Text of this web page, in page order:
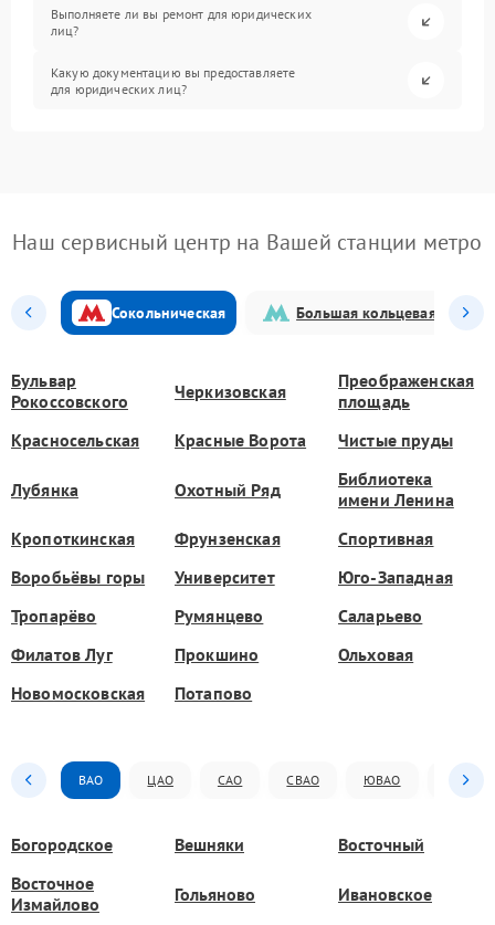
Выполняете ли вы ремонт для юридических
лиц?
Какую документацию вы предоставляете
для юридических лиц?
Наш сервисный центр на Вашей станции метро
Сокольническая Большая кольцевая
Бульвар
Рокоссовского
Черкизовская
Преображенская
площадь
Красносельская
Красные Ворота Чистые пруды
Лубянка Охотный Ряд
Библиотека
имени Ленина
Кропоткинская
Фрунзенская
Спортивная
Воробьёвы горы
Университет
Юго-Западная
Тропарёво
Румянцево
Саларьево
Филатов Луг
Прокшино
Ольховая
Новомосковская
Потапово
ВАО ЦАО САО СВАО ЮВАО ЮАО
Богородское Вешняки
Восточный
Восточное
Измайлово
Гольяново Ивановское